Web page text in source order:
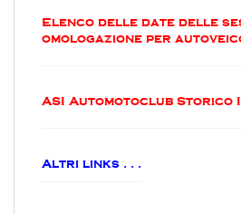
Elenco delle date delle
omologazione per
ASI Automotoclub Storico
Altri links . . .